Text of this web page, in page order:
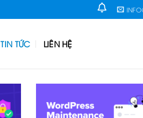
TIN TỨC LIÊN HỆ